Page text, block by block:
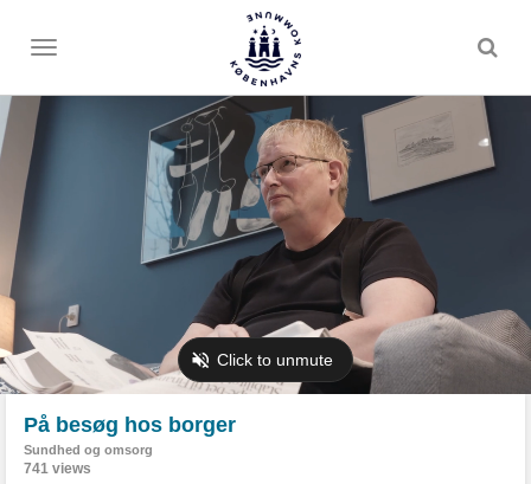
Toggle
På besøg hos borger
Sundhed og omsorg
741 views